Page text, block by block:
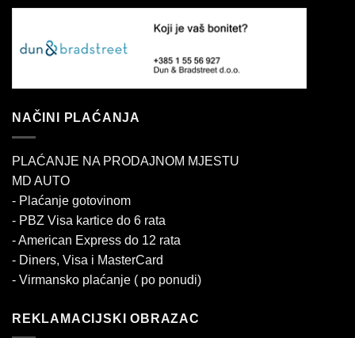
NAČINI PLAĆANJA
PLAĆANJE NA PRODAJNOM MJESTU
MD AUTO
- Plaćanje gotovinom
- PBZ Visa kartice do 6 rata
- American Express do 12 rata
- Diners, Visa i MasterCard
- Virmansko plaćanje ( po ponudi)
REKLAMACIJSKI OBRAZAC